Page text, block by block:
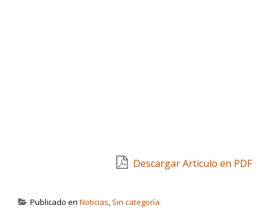
Descargar Artículo en PDF
Publicado en Noticias, Sin categoría